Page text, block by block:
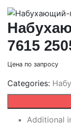
7615
Цена по запросу
Categories:
Additional